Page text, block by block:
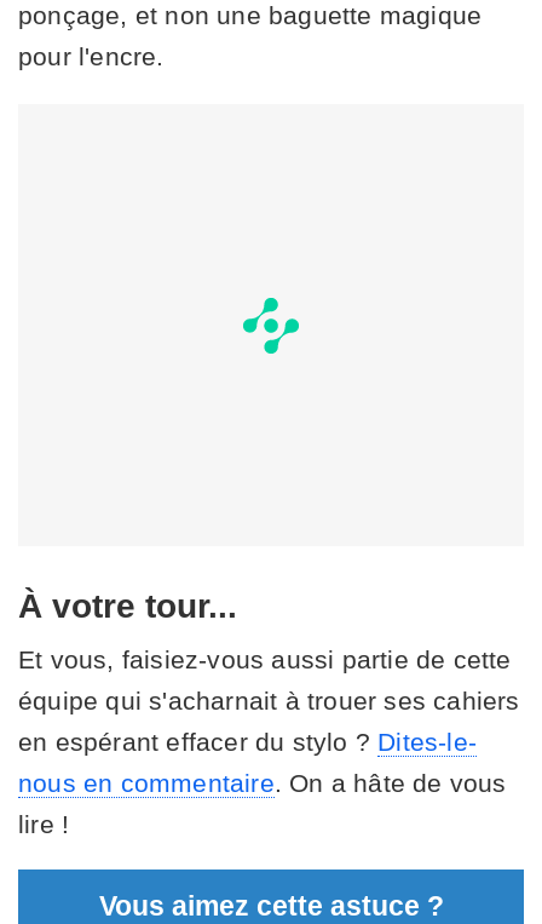
ponçage, et non une baguette magique
pour l'encre.
À votre tour...
Et vous, faisiez-vous aussi partie de cette
équipe qui s'acharnait à trouer ses cahiers
en espérant effacer du stylo ? Dites-le-
nous en commentaire. On a hâte de vous
lire !
Vous aimez cette astuce ?